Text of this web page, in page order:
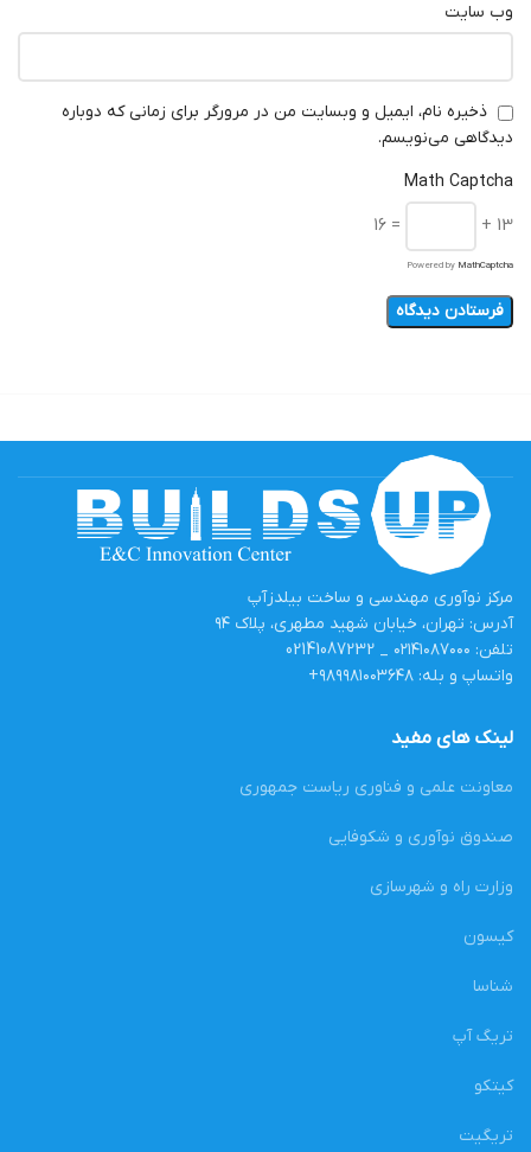
وب‌ سایت
ذخیره نام، ایمیل و وبسایت من در مرورگر برای زمانی که دوباره
دیدگاهی می‌نویسم.
Math Captcha
13 +
= 16
Powered by MathCaptcha
مرکز نوآوری مهندسی و ساخت بیلدزآپ
آدرس: تهران، خیابان شهید مطهری، پلاک ۹۴
تلفن: ۰۲۱۴۱۰۸۷۰۰۰ _ 02141087232
واتساپ و بله: ۹۸۹۹۸۱۰۰۳۶۴۸+
لینک های مفید
معاونت علمی و فناوری ریاست جمهوری
صندوق نوآوری و شکوفایی
وزارت راه و شهرسازی
کیسون
شناسا
تریگ آپ
کیتکو
تریگیت